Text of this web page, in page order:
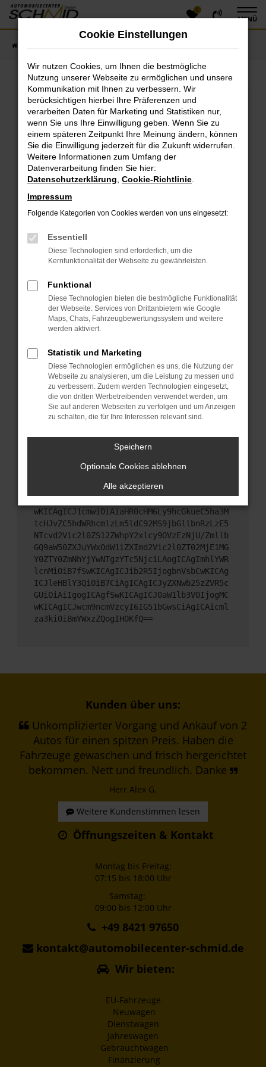
Zum
Hauptinhalt
0
MENÜ
Fehler: Network Error
Beim Laden ist ein Fehler aufgetreten.
Hier sind ein paar Tipps, die dir helfen können:
Überprüfe deine Firewall und deine
Internetverbindung.
Laden andere Webseiten, zum Beispiel deine
Suchmaschine?
Prüfe deine Browsererweiterungen.
das Laden bestimmter Seiten verhindern.
Funktioniert die Seite in einem anderen Browser
oder in einem privaten Fenster?
Das kann manchmal helfen, vorübergehende
Probleme zu beheben.
Stelle sicher, dass dein Browser und dein
Betriebssystem auf dem neuesten Stand sind.
Sicherheitsrisiko, sondern kann auch dazu führen,
dass bestimmte Funktionen nicht mehr
unterstützt werden.
Wende dich an den Webseitenbetreiber.
Wenn du alle oben genannten Schritte versucht
hast, kontaktiere uns bitte. Wir werden versuchen,
das Problem zu beheben. Du kannst uns diesen
Text schicken, um uns bei der Fehlersuche zu
unterstützen:
ewogICJuYW1lIjogIk5ldHdvcmtFcnJvciIsCiAgI
mNvbmZpZyI6IHsKICAgICJtZXRob2QiOiAiR0VUIi
wKICAgICJ1cmwiOiAiaHR0cHM6Ly9hcGkueC5ha3M
tcHJvZC5hdWRhcmlzLm5ldC92MS9jbGllbnRzLzE5
NTcvd2Vic2l0ZS12ZWhpY2xlcy9OVzEzNjU/Zmllb
GQ9aW50ZXJuYWxOdW1iZXImd2Vic2l0ZT02MjE1MG
Y0ZTY0ZmNhYjYwNTgzYTc5NjciLAogICAgImhlYWR
lcnMiOiB7fSwKICAgICJib2R5IjogbnVsbCwKICAg
ICJleHBlY3QiOiB7CiAgICAgICJyZXNwb25zZVR5c
GUiOiAiIgogICAgfSwKICAgICJ0aW1lb3V0IjogMC
wKICAgICJwcm9ncmVzcyI6IG51bGwsCiAgICAicml
za3kiOiBmYWxzZQogIH0KfQ==
Kunden über uns:
Unkomplizierter Vorgang und Ankauf von 2
Autos für einen spitzen Preis. Haben die
Fahrzeuge gewaschen und frisch hergerichtet
bekommen. Nett und freundlich. Danke
Herr Alex G.
Weitere Kundenstimmen lesen
Öffnungszeiten & Kontakt
Montag bis Freitag:
07:15 bis 18:00 Uhr
Samstag:
09:00 bis 12:00 Uhr
+49 8421 97650
kontakt@automobilecenter-schmid.de
Wir bieten:
EU-Fahrzeuge
Neuwagen
Dienstwagen
Jahreswagen
Gebrauchtwagen
Finanzierung
Cookie Einstellungen
Wir nutzen Cookies, um Ihnen die bestmögliche
Nutzung unserer Webseite zu ermöglichen und unsere
Kommunikation mit Ihnen zu verbessern. Wir
berücksichtigen hierbei Ihre Präferenzen und
verarbeiten Daten für Marketing und Statistiken nur,
wenn Sie uns Ihre Einwilligung geben. Wenn Sie zu
einem späteren Zeitpunkt Ihre Meinung ändern, können
Sie die Einwilligung jederzeit für die Zukunft widerrufen.
Weitere Informationen zum Umfang der
Datenverarbeitung finden Sie hier:
Datenschutzerklärung Cookie-Richtlinie
Impressum
Folgende Kategorien von Cookies werden von uns eingesetzt:
Essentiell
Diese Technologien sind erforderlich, um die
Kernfunktionalität der Webseite zu gewährleisten.
Funktional
Diese Technologien bieten die bestmögliche Funktionalität
der Webseite. Services von Drittanbietern wie Google
Maps, Chats, Fahrzeugbewertungssystem und weitere
werden aktiviert.
Statistik und Marketing
Diese Technologien ermöglichen es uns, die Nutzung der
Webseite zu analysieren, um die Leistung zu messen und
zu verbessern. Zudem werden Technologien eingesetzt,
die von dritten Werbetreibenden verwendet werden, um
Sie auf anderen Webseiten zu verfolgen und um Anzeigen
zu schalten, die für Ihre Interessen relevant sind.
Speichern
Optionale Cookies ablehnen
Alle akzeptieren